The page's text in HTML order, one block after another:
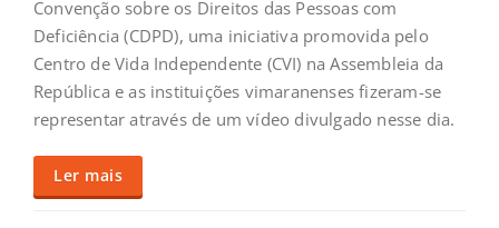
Convenção sobre os Direitos das Pessoas com
Deficiência (CDPD), uma iniciativa promovida pelo
Centro de Vida Independente (CVI) na Assembleia da
República e as instituições vimaranenses fizeram-se
representar através de um vídeo divulgado nesse dia.
Ler mais